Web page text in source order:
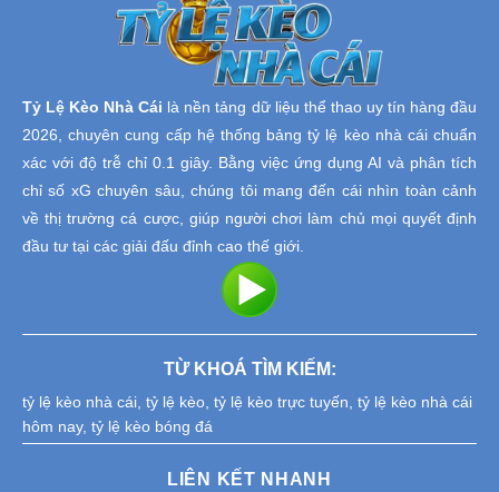
Tỷ Lệ Kèo Nhà Cái là nền tảng dữ liệu thể thao uy tín hàng đầu
2026, chuyên cung cấp hệ thống bảng tỷ lệ kèo nhà cái chuẩn
xác với độ trễ chỉ 0.1 giây. Bằng việc ứng dụng AI và phân tích
chỉ số xG chuyên sâu, chúng tôi mang đến cái nhìn toàn cảnh
về thị trường cá cược, giúp người chơi làm chủ mọi quyết định
đầu tư tại các giải đấu đỉnh cao thế giới.
LIÊN KẾT NHANH
TỪ KHOÁ TÌM KIẾM:
tỷ lệ kèo nhà cái, tỷ lệ kèo, tỷ lệ kèo trực tuyến, tỷ lệ kèo nhà cái
hôm nay, tỷ lệ kèo bóng đá